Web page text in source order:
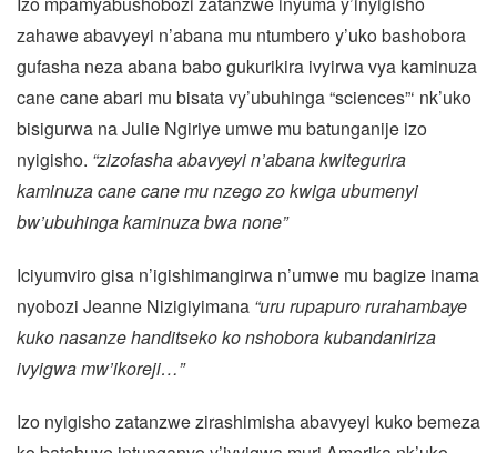
zahawe abavyeyi n’abana mu ntumbero y’uko bashobora
gufasha neza abana babo gukurikira ivyirwa vya kaminuza
cane cane abari mu bisata vy’ubuhinga “sciences”‘ nk’uko
bisigurwa na Julie Ngiriye umwe mu batunganije izo
nyigisho. “zizofasha abavyeyi n’abana kwitegurira
kaminuza cane cane mu nzego zo kwiga ubumenyi
bw’ubuhinga kaminuza bwa none”
Iciyumviro gisa n’igishimangirwa n’umwe mu bagize inama
nyobozi Jeanne Nizigiyimana “uru rupapuro rurahambaye
kuko nasanze handitseko ko nshobora kubandaniriza
ivyigwa mw’ikoreji…”
Izo nyigisho zatanzwe zirashimisha abavyeyi kuko bemeza